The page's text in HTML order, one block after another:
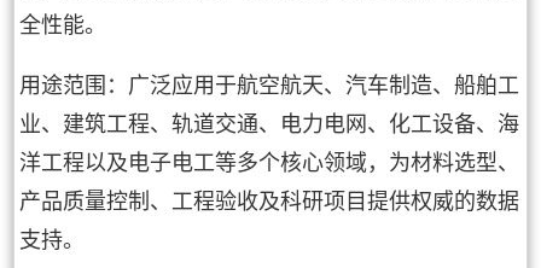
全性能。
用途范围：广泛应用于航空航天、汽车制造、船舶工
业、建筑工程、轨道交通、电力电网、化工设备、海
洋工程以及电子电工等多个核心领域，为材料选型、
产品质量控制、工程验收及科研项目提供权威的数据
支持。